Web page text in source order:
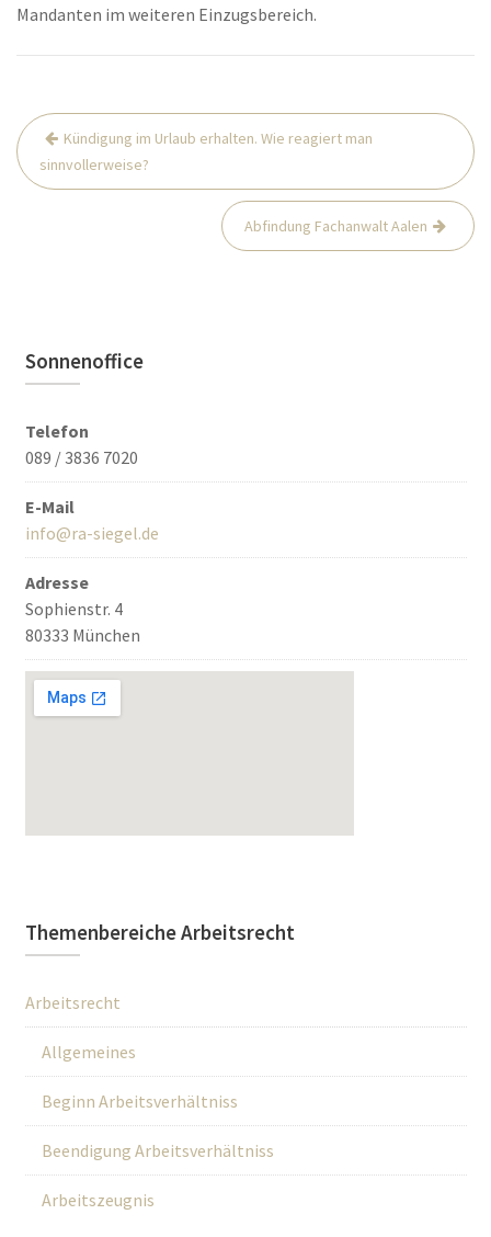
Mandanten im weiteren Einzugsbereich.
Beitrags-
Navigation
Kündigung im Urlaub erhalten. Wie reagiert man
sinnvollerweise?
Abfindung Fachanwalt Aalen
Sonnenoffice
Telefon
089 / 3836 7020
E-Mail
info@ra-siegel.de
Adresse
Sophienstr. 4
80333 München
Themenbereiche Arbeitsrecht
Arbeitsrecht
Allgemeines
Beginn Arbeitsverhältniss
Beendigung Arbeitsverhältniss
Arbeitszeugnis